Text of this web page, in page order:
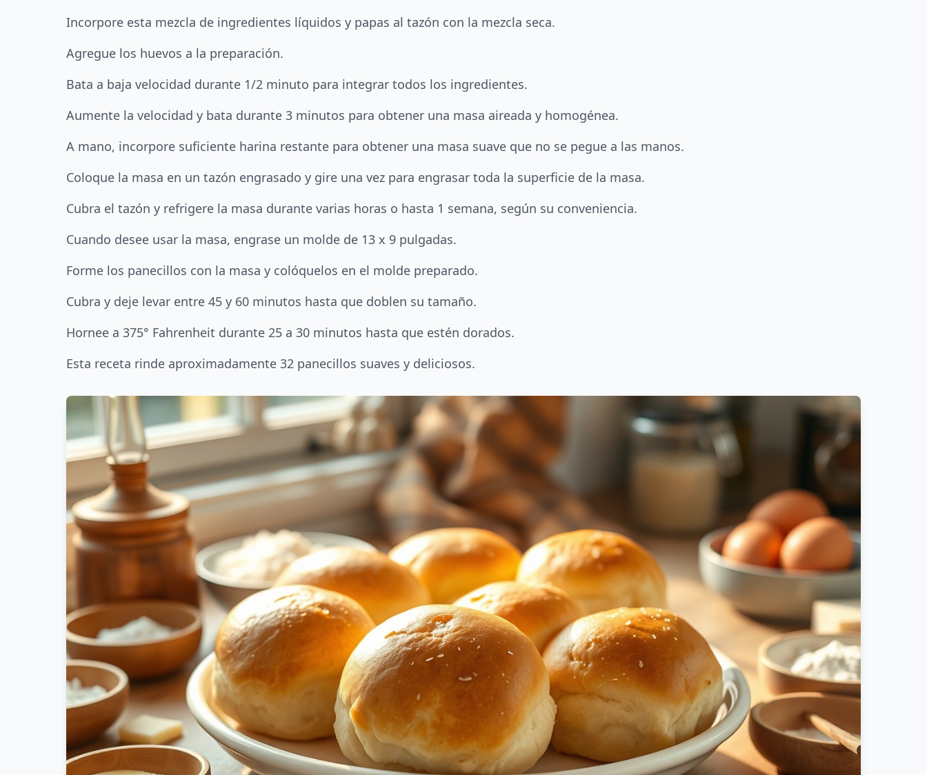
Incorpore esta mezcla de ingredientes líquidos y papas al tazón con la mezcla seca.
Agregue los huevos a la preparación.
Bata a baja velocidad durante 1/2 minuto para integrar todos los ingredientes.
Aumente la velocidad y bata durante 3 minutos para obtener una masa aireada y homogénea.
A mano, incorpore suficiente harina restante para obtener una masa suave que no se pegue a las manos.
Coloque la masa en un tazón engrasado y gire una vez para engrasar toda la superficie de la masa.
Cubra el tazón y refrigere la masa durante varias horas o hasta 1 semana, según su conveniencia.
Cuando desee usar la masa, engrase un molde de 13 x 9 pulgadas.
Forme los panecillos con la masa y colóquelos en el molde preparado.
Cubra y deje levar entre 45 y 60 minutos hasta que doblen su tamaño.
Hornee a 375° Fahrenheit durante 25 a 30 minutos hasta que estén dorados.
Esta receta rinde aproximadamente 32 panecillos suaves y deliciosos.